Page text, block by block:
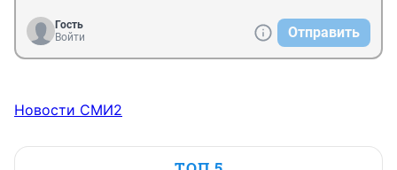
Гость
Войти
Отправить
Новости СМИ2